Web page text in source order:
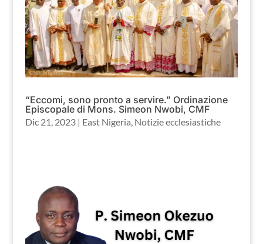
“Eccomi, sono pronto a servire.” Ordinazione
Episcopale di Mons. Simeon Nwobi, CMF
Dic 21, 2023| East Nigeria, Notizie ecclesiastiche